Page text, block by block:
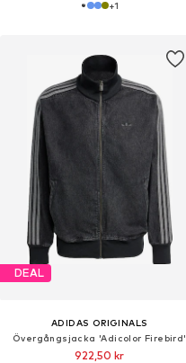
+1
DEAL
ADIDAS ORIGINALS
Övergångsjacka 'Adicolor Firebird'
922,50 kr